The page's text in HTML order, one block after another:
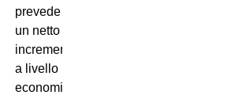
prevede
un netto
incremento
a livello
economico.